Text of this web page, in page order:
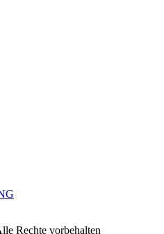
Rechte vorbehalten